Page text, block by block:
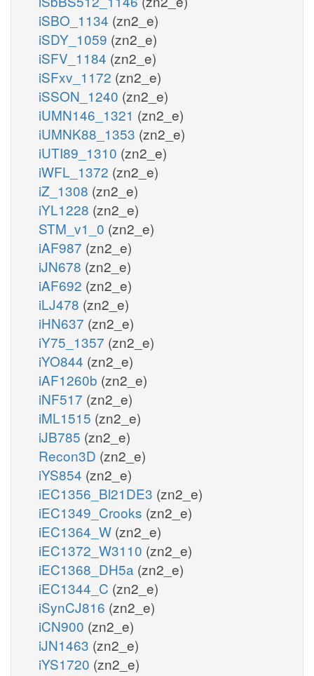
iSBO_1134 (zn2_e)
iSDY_1059 (zn2_e)
iSFV_1184 (zn2_e)
iSFxv_1172 (zn2_e)
iSSON_1240 (zn2_e)
iUMN146_1321 (zn2_e)
iUMNK88_1353 (zn2_e)
iUTI89_1310 (zn2_e)
iWFL_1372 (zn2_e)
iZ_1308 (zn2_e)
iYL1228 (zn2_e)
STM_v1_0 (zn2_e)
iAF987 (zn2_e)
iJN678 (zn2_e)
iAF692 (zn2_e)
iLJ478 (zn2_e)
iHN637 (zn2_e)
iY75_1357 (zn2_e)
iYO844 (zn2_e)
iAF1260b (zn2_e)
iNF517 (zn2_e)
iML1515 (zn2_e)
iJB785 (zn2_e)
Recon3D (zn2_e)
iYS854 (zn2_e)
iEC1356_Bl21DE3 (zn2_e)
iEC1349_Crooks (zn2_e)
iEC1364_W (zn2_e)
iEC1372_W3110 (zn2_e)
iEC1368_DH5a (zn2_e)
iEC1344_C (zn2_e)
iSynCJ816 (zn2_e)
iCN900 (zn2_e)
iJN1463 (zn2_e)
iYS1720 (zn2_e)